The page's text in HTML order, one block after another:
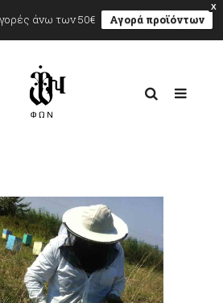
X
άνω των 50€ Αγορά προϊόντων